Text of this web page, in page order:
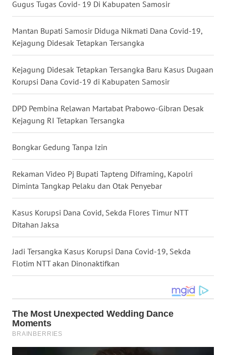
Gugus Tugas Covid- 19 Di Kabupaten Samosir
Mantan Bupati Samosir Diduga Nikmati Dana Covid-19,
Kejagung Didesak Tetapkan Tersangka
Kejagung Didesak Tetapkan Tersangka Baru Kasus Dugaan
Korupsi Dana Covid-19 di Kabupaten Samosir
DPD Pembina Relawan Martabat Prabowo-Gibran Desak
Kejagung RI Tetapkan Tersangka
Bongkar Gedung Tanpa Izin
Rekaman Video Pj Bupati Tapteng Diframing, Kapolri
Diminta Tangkap Pelaku dan Otak Penyebar
Kasus Korupsi Dana Covid, Sekda Flores Timur NTT
Ditahan Jaksa
Jadi Tersangka Kasus Korupsi Dana Covid-19, Sekda
Flotim NTT akan Dinonaktifkan
WN
WN
WN
LAMPUNG
WN
JATENG
WN
NUSANTARA
WN
WN
JATIM
WN